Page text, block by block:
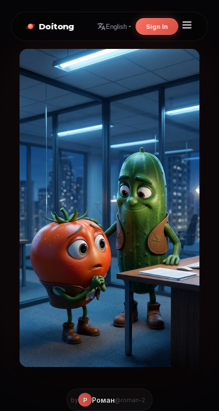
Doitong English Sign In
by Р Роман@roman-2